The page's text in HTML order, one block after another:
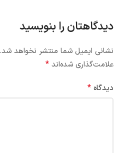
دیدگاهتان را بنویسید
نشانی ایمیل شما منتشر نخواهد شد.
علامت‌گذاری شده‌اند *
دیدگاه *